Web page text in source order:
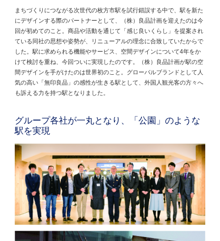
まちづくりにつながる次世代の枚方市駅を試行錯誤する中で、駅を新た
にデザインする際のパートナーとして、（株）良品計画を迎えたのは今
回が初めてのこと。商品や活動を通じて「感じ良いくらし」を提案され
ている同社の思想や姿勢が、リニューアルの理念に合致していたからで
した。駅に求められる機能やサービス、空間デザインについて4年をか
けて検討を重ね、今回ついに実現したのです。（株）良品計画が駅の空
間デザインを手がけたのは世界初のこと。グローバルブランドとして人
気の高い「無印良品」の感性が生きる駅として、外国人観光客の方々へ
も訴える力を持つ駅となりました。
グループ各社が一丸となり、「公園」のような
駅を実現